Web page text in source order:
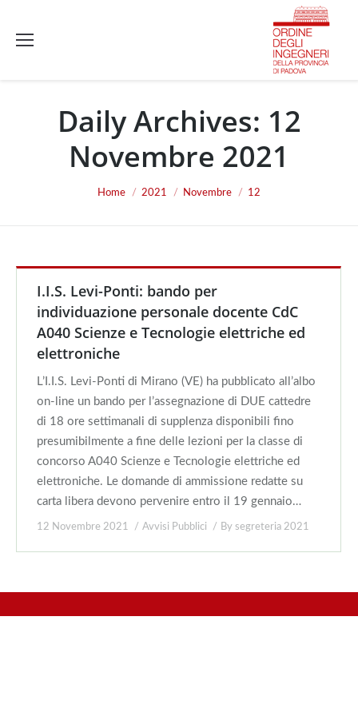
Daily Archives: 12
Novembre 2021
Home 2021 Novembre 12
I.I.S. Levi-Ponti: bando per
individuazione personale docente CdC
A040 Scienze e Tecnologie elettriche ed
elettroniche
L’I.I.S. Levi-Ponti di Mirano (VE) ha pubblicato all’albo
on-line un bando per l’assegnazione di DUE cattedre
di 18 ore settimanali di supplenza disponibili fino
presumibilmente a fine delle lezioni per la classe di
concorso A040 Scienze e Tecnologie elettriche ed
elettroniche. Le domande di ammissione redatte su
carta libera devono pervenire entro il 19 gennaio…
12 Novembre 2021 Avvisi Pubblici By segreteria 2021